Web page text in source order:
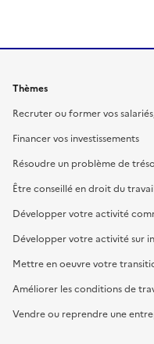
Thèmes
Recruter ou former vos
Financer vos investissements
Résoudre un problème de
Être conseillé en droit du travail
Développer votre activité
Développer votre activité sur
Mettre en oeuvre votre
Améliorer les conditions de
Vendre ou reprendre une